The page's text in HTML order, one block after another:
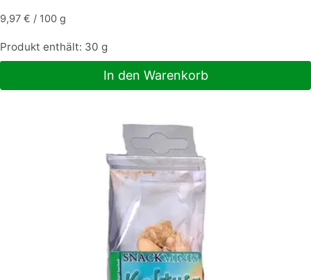
9,97 € / 100 g
Produkt enthält: 30 g
In den Warenkorb